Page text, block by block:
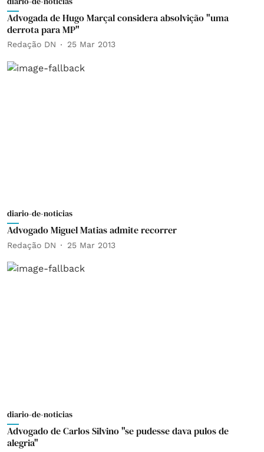
Advogada de Hugo Marçal considera absolvição "uma
derrota para MP"
Redação DN 25 Mar 2013
diario-de-noticias
Advogado Miguel Matias admite recorrer
Redação DN 25 Mar 2013
diario-de-noticias
Advogado de Carlos Silvino "se pudesse dava pulos de
alegria"